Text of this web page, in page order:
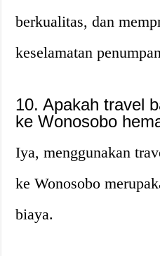
berkualitas, dan
keselamatan
10. Apakah travel
ke Wonosobo
Iya, menggunakan
ke Wonosobo
biaya.